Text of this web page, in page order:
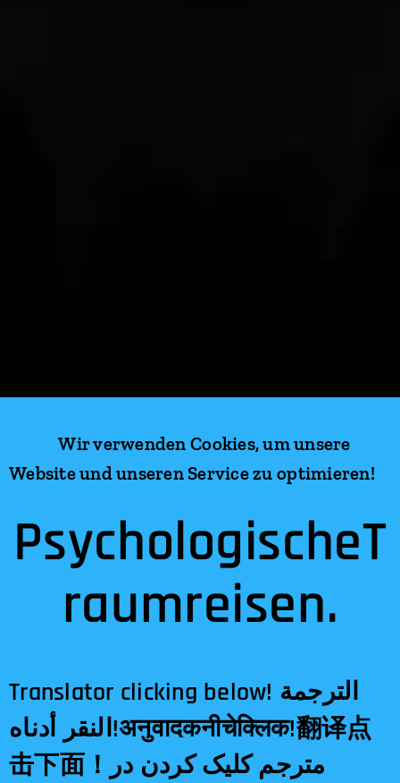
Wir verwenden Cookies, um unsere
Website und unseren Service zu optimieren!
PsychologischeT
raumreisen.
Translator clicking below! الترجمة
النقر أدناه!अनुवादकनीचेक्लिक!翻译点
击下面！مترجم کلیک کردن در